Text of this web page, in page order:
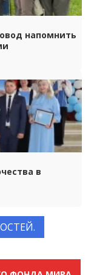
напомнить
в